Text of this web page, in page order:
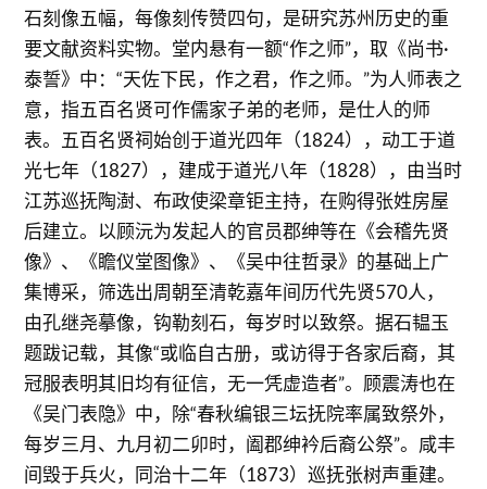
石刻像五幅，每像刻传赞四句，是研究苏州历史的重
要文献资料实物。堂内悬有一额“作之师”，取《尚书·
泰誓》中：“天佐下民，作之君，作之师。”为人师表之
意，指五百名贤可作儒家子弟的老师，是仕人的师
表。五百名贤祠始创于道光四年（1824），动工于道
光七年（1827），建成于道光八年（1828），由当时
江苏巡抚陶澍、布政使梁章钜主持，在购得张姓房屋
后建立。以顾沅为发起人的官员郡绅等在《会稽先贤
像》、《瞻仪堂图像》、《吴中往哲录》的基础上广
集博采，筛选出周朝至清乾嘉年间历代先贤570人，
由孔继尧摹像，钩勒刻石，每岁时以致祭。据石韫玉
题跋记载，其像“或临自古册，或访得于各家后裔，其
冠服表明其旧均有征信，无一凭虚造者”。顾震涛也在
《吴门表隐》中，除“春秋编银三坛抚院率属致祭外，
每岁三月、九月初二卯时，阖郡绅衿后裔公祭”。咸丰
间毁于兵火，同治十二年（1873）巡抚张树声重建。